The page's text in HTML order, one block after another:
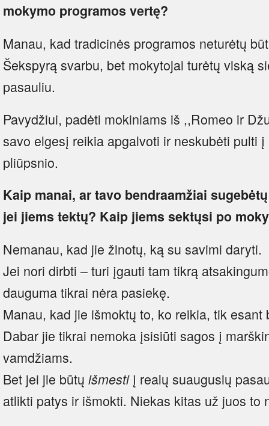
mokymo programos vertę?
Manau, kad tradicinės programos neturėtų
Šekspyrą svarbu, bet mokytojai turėtų viską
pasauliu.
Pavydžiui, padėti mokiniams iš ,,Romeo ir
savo elgesį reikia apgalvoti ir neskubėti pulti
pliūpsnio.
Kaip manai, ar tavo bendraamžiai
jei jiems tektų? Kaip jiems sektųsi po
Nemanau, kad jie žinotų, ką su savimi daryti.
Jei nori dirbti – turi įgauti tam tikrą
dauguma tikrai nėra pasiekę.
Manau, kad jie išmoktų to, ko reikia, tik esant
Dabar jie tikrai nemoka įsisiūti sagos į
vamdžiams.
Bet jei jie būtų išmestiį realų suaugusių
atlikti patys ir išmokti. Niekas kitas už juos to